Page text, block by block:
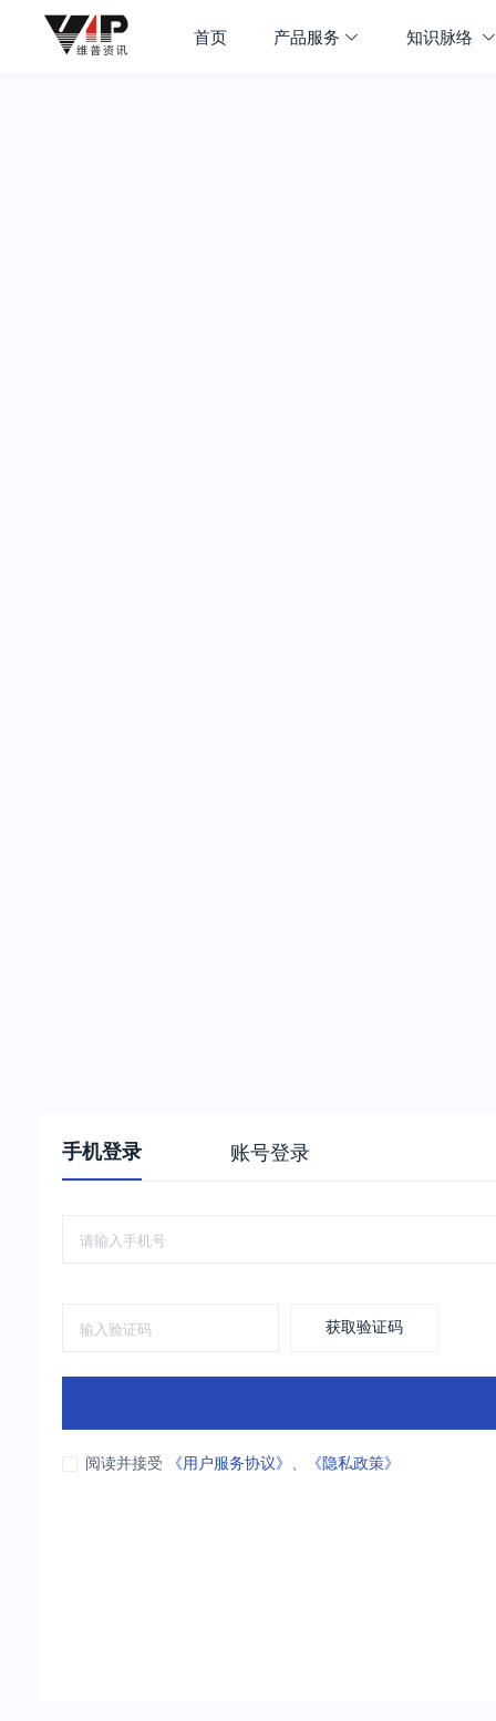
首页 产品服务 知识脉络
手机登录 账号登录
获取验证码
阅读并接受 《用户服务协议》 、 《隐私政策》